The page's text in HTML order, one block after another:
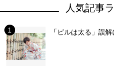
人気記事
「ピルは太る」誤